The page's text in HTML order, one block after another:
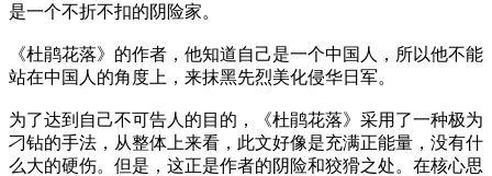
是一个不折不扣的阴险家。
《杜鹃花落》的作者，他知道自己是一个中国人，所以他不能
站在中国人的角度上，来抹黑先烈美化侵华日军。
为了达到自己不可告人的目的，《杜鹃花落》采用了一种极为
刁钻的手法，从整体上来看，此文好像是充满正能量，没有什
么大的硬伤。但是，这正是作者的阴险和狡猾之处。在核心思